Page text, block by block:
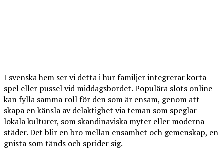
I svenska hem ser vi detta i hur familjer integrerar korta
spel eller pussel vid middagsbordet. Populära slots online
kan fylla samma roll för den som är ensam, genom att
skapa en känsla av delaktighet via teman som speglar
lokala kulturer, som skandinaviska myter eller moderna
städer. Det blir en bro mellan ensamhet och gemenskap, en
gnista som tänds och sprider sig.